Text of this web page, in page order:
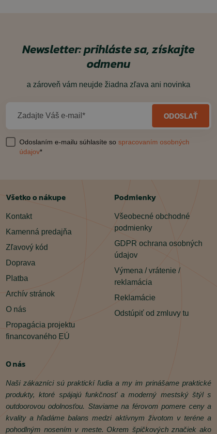
Newsletter: prihláste sa, získajte
odmenu
a zároveň vám neujde žiadna zľava ani novinka
Zadajte Váš e-mail* ODOSLAŤ
Odoslaním e-mailu súhlasíte so spracovaním osobných
údajov*
Všetko o nákupe
Kontakt
Kamenná predajňa
Zľavový kód
Doprava
Platba
Archív stránok
O nás
Propagácia projektu
financovaného EÚ
Podmienky
Všeobecné obchodné
podmienky
GDPR ochrana osobných
údajov
Výmena / vrátenie /
reklamácia
Reklamácie
Odstúpiť od zmluvy tu
O nás
Naši zákazníci sú praktickí ľudia a my im prinášame praktické
produkty, ktoré spájajú funkčnosť a moderný mestský štýl s
outdoorovou odolnosťou. Staviame na férovom pomere ceny a
kvality a hľadáme balans medzi aktívnym životom v teréne a
pohodlným nosením v meste. Okrem špičkových značiek ako